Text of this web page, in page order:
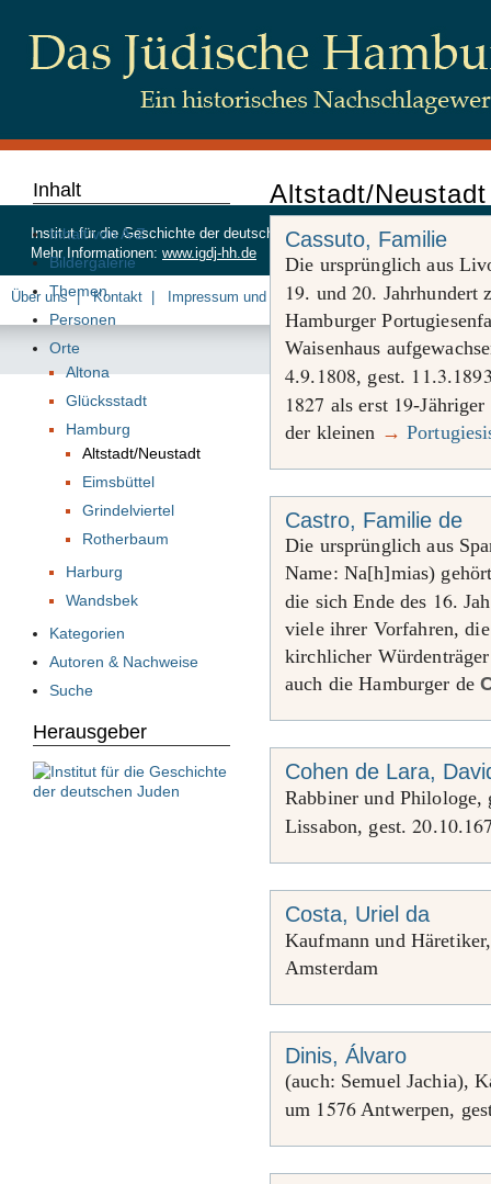
Altstadt/Neustadt
Cassuto, Familie
Die ursprünglich aus
19. und20. Jahrhundert
Hamburger
Waisenhaus
4.9. 1808, gest. 11.3.
1827 als erst 19-Jähriger
der kleinen →
Castro, Familie de
Die ursprünglich aus
Name: Na[h]mias)
die sich Ende des 16.
viele ihrer Vorfahren,
kirchlicher Würdenträger
auch die Hamburger de
Cohen de Lara,
Rabbiner und
Lissabon, gest.20.10.
Costa, Uriel da
Kaufmann und
Amsterdam
Dinis, Álvaro
(auch: Semuel Jachia),
um 1576 Antwerpen,
Inhalt
Inhalt von A-Z
Bildergalerie
Themen
Personen
Orte
Altona
Glücksstadt
Hamburg
Altstadt/Neustadt
Eimsbüttel
Grindelviertel
Rotherbaum
Harburg
Wandsbek
Kategorien
Autoren & Nachweise
Suche
Herausgeber
Institut für die Geschichte der deutschen Juden, Beim Schlump 83,
Mehr Informationen: www.igdj-hh.de
Über uns Kontakt Impressum und Datenschutz